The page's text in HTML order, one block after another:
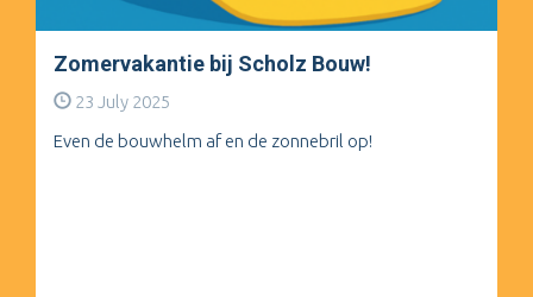
Zomervakantie bij Scholz Bouw!
23 July 2025
Even de bouwhelm af en de zonnebril op!